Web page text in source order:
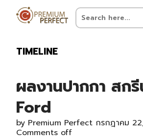
TIMELINE
ผลงานปากกา สกรี
Ford
by Premium Perfect กรกฎาคม
Comments off